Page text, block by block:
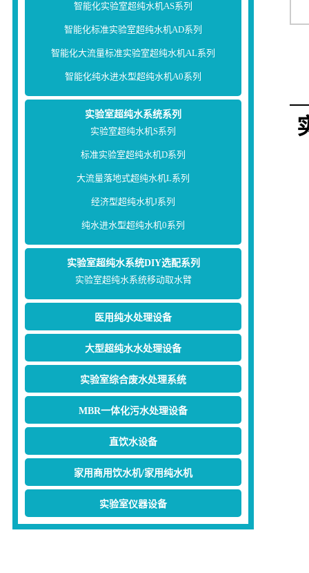
智能化实验室超纯水机AS系列
智能化标准实验室超纯水机AD系列
智能化大流量标准实验室超纯水机AL系列
智能化纯水进水型超纯水机A0系列
实验室超纯水系统系列
实验室超纯水机S系列
标准实验室超纯水机D系列
大流量落地式超纯水机L系列
经济型超纯水机J系列
纯水进水型超纯水机0系列
实验室超纯水系统DIY选配系列
实验室超纯水系统移动取水臂
医用纯水处理设备
大型超纯水水处理设备
实验室综合废水处理系统
MBR一体化污水处理设备
直饮水设备
家用商用饮水机/家用纯水机
实验室仪器设备